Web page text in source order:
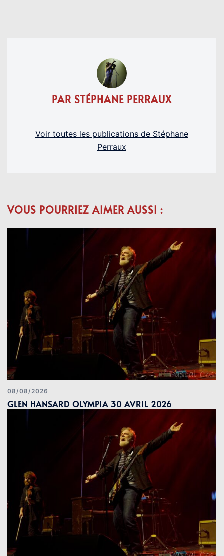
PAR STÉPHANE PERRAUX
Voir toutes les publications de Stéphane
Perraux
VOUS POURRIEZ AIMER AUSSI :
08/08/2026
GLEN HANSARD OLYMPIA 30 AVRIL 2026